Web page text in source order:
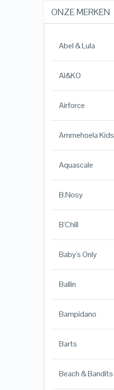
ONZE MERKEN
Abel & Lula
AI&KO
Airforce
Ammehoela Kids
Aquascale
B.Nosy
B'Chill
Baby's Only
Ballin
Bampidano
Barts
Beach & Bandits